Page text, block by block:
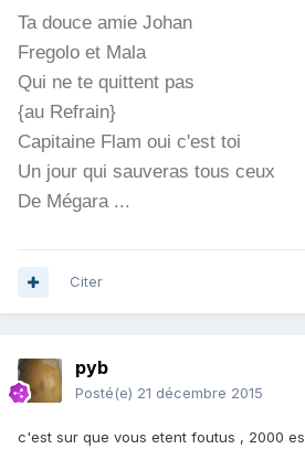
Ta douce amie Johan
Fregolo et Mala
Qui ne te quittent pas
{au Refrain}
Capitaine Flam oui c'est toi
Un jour qui sauveras tous ceux
De Mégara ...
Citer
pyb
Posté(e) 21 décembre 2015
c'est sur que vous etent foutus , 2000